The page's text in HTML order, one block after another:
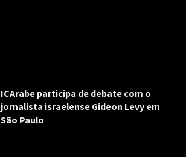
ICArabe participa de debate com o
jornalista israelense Gideon Levy em
São Paulo